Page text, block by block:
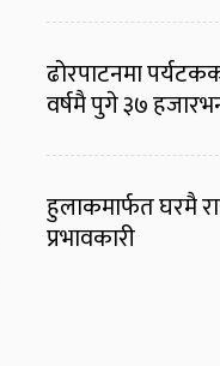
ढोरपाटनमा
वर्षमै पुगे ३७
हुलाकमार्फत घरमै
प्रभावकारी